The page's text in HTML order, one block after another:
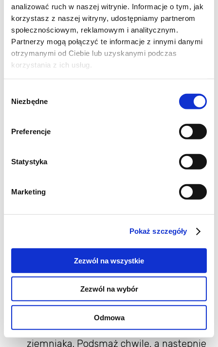
analizować ruch w naszej witrynie. Informacje o tym, jak
korzystasz z naszej witryny, udostępniamy partnerom
społecznościowym, reklamowym i analitycznym.
Partnerzy mogą połączyć te informacje z innymi danymi
otrzymanymi od Ciebie lub uzyskanymi podczas
korzystania z ich usług.
zgody
Niezbędne
Preferencje
Statystyka
Marketing
Pokaż szczegóły
Zezwól na wszystkie
Zezwól na wybór
Odmowa
1 łyżeczka świeżo startego imbiru,
1 łyżeczka oliwy z oliwek,
500 ml bulionu warzywnego,
2 łyżki jogurtu naturalnego (do podania),
pestki dyni / kiełki do posypania
👩‍🍳 Jak przygotować
detoksowy krem z cukinii i
W garnku rozgrzej oliwę i zeszklij cebulę z
czosnkiem i imbirem.
Dodaj pokrojoną w plastry cukinię i
ziemniaka. Podsmaż chwilę, a następnie